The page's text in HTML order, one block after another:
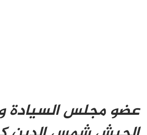
عضو مجلس السيادة